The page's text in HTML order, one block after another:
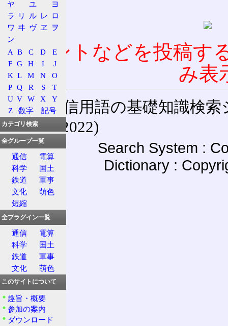
コメントなどを投稿す
み表
通信用語の基礎知識検索
(27-May-2022)
Search System :
Dictionary :
ヤ
ユ
ヨ
ラ
リ ル レ ロ
ワ ヰ ヴ ヱ
ヲ
ン
A B C D
E
F G H I
J
K L M N
O
P Q R S
T
U V W X
Y
Z
数字 記号
カテゴリ検索
全グループ一覧
通信
電算
科学
国土
鉄道
軍事
文化
萌色
短縮
全プラグイン一覧
通信
電算
科学
国土
鉄道
軍事
文化
萌色
このサイトについて
趣旨・概要
参加の案内
ダウンロード